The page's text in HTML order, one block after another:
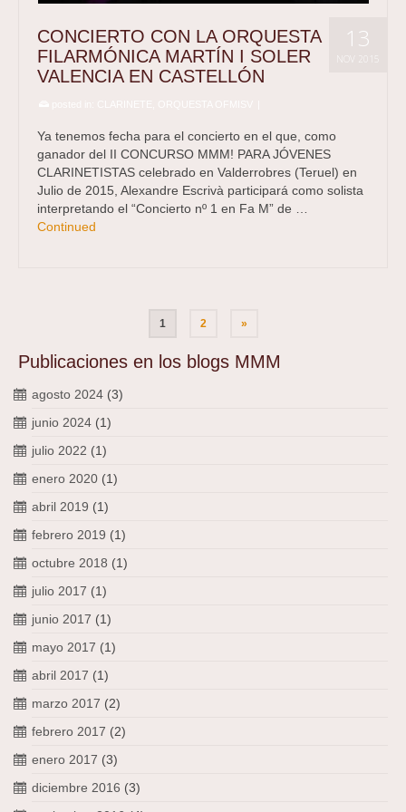
13
NOV 2015
CONCIERTO CON LA ORQUESTA
FILARMÓNICA MARTÍN I SOLER
VALENCIA EN CASTELLÓN
Ya tenemos fecha para el concierto en el que, como
ganador del II CONCURSO MMM! PARA JÓVENES
CLARINETISTAS celebrado en Valderrobres (Teruel) en
Julio de 2015, Alexandre Escrivà participará como solista
interpretando el “Concierto nº 1 en Fa M” de …
Continued
1 2 »
Publicaciones en los blogs MMM
agosto 2024 (3)
junio 2024 (1)
julio 2022 (1)
enero 2020 (1)
abril 2019 (1)
febrero 2019 (1)
octubre 2018 (1)
julio 2017 (1)
junio 2017 (1)
mayo 2017 (1)
abril 2017 (1)
marzo 2017 (2)
febrero 2017 (2)
enero 2017 (3)
diciembre 2016 (3)